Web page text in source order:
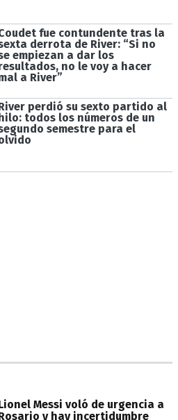
fue contundente tras la
derrota de River: “Si no
empiezan a dar los
no le voy a hacer
a River”
perdió su sexto partido al
hilo: todos los números de un
semestre para el
Messi voló de urgencia a
y hay incertidumbre